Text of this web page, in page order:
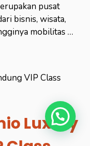
pusat
bisnis, wisata,
mobilitas …
Luxury